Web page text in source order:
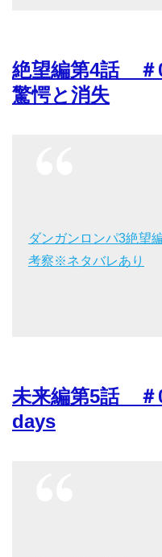
絶望編第4話 ＃
驚愕と消失
ダンガンロンパ3絶望
考察※ネタバレあり
未来編第5話 ＃
days